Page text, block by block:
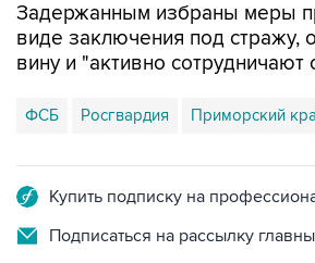
Задержанным избраны меры
виде заключения под стражу,
вину и "активно сотрудничают
ФСБ Росгвардия Приморский
Купить подписку на
Подписаться на рассылку